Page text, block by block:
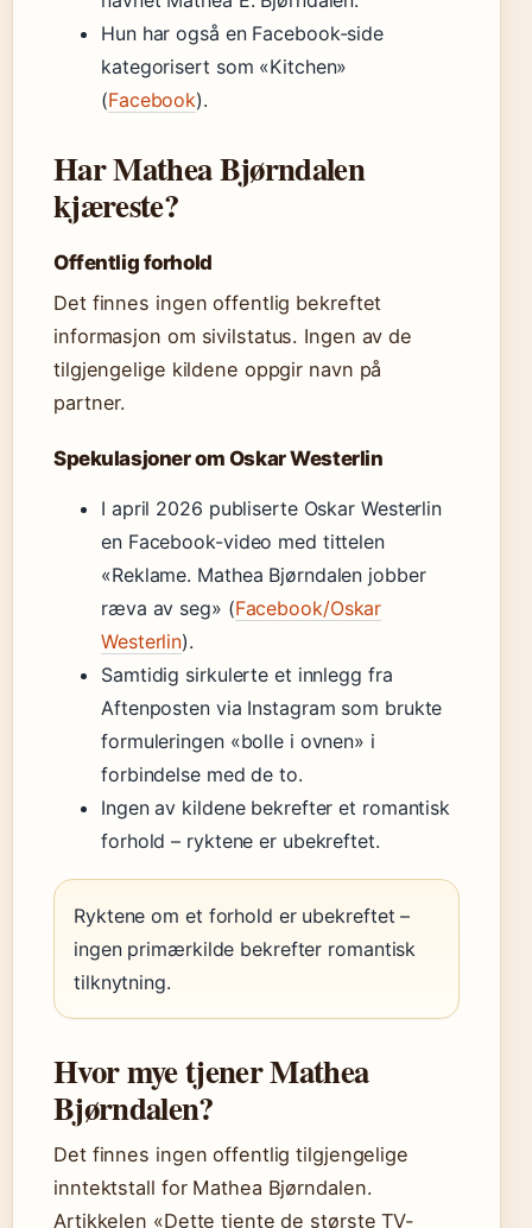
Hun har også en Facebook-side
kategorisert som «Kitchen»
(Facebook).
Har Mathea Bjørndalen
kjæreste?
Offentlig forhold
Det finnes ingen offentlig bekreftet
informasjon om sivilstatus. Ingen av de
tilgjengelige kildene oppgir navn på
partner.
Spekulasjoner om Oskar Westerlin
I april 2026 publiserte Oskar Westerlin
en Facebook-video med tittelen
«Reklame. Mathea Bjørndalen jobber
ræva av seg» (Facebook/Oskar
Westerlin).
Samtidig sirkulerte et innlegg fra
Aftenposten via Instagram som brukte
formuleringen «bolle i ovnen» i
forbindelse med de to.
Ingen av kildene bekrefter et romantisk
forhold – ryktene er ubekreftet.
Ryktene om et forhold er ubekreftet –
ingen primærkilde bekrefter romantisk
tilknytning.
Hvor mye tjener Mathea
Bjørndalen?
Det finnes ingen offentlig tilgjengelige
inntektstall for Mathea Bjørndalen.
Artikkelen «Dette tjente de største TV-